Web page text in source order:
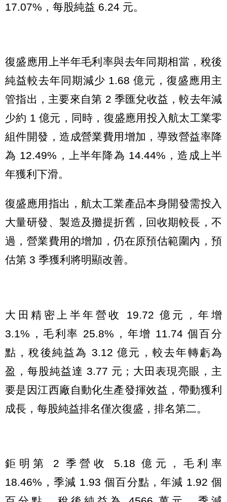
17.07%，每股純益 6.24 元。
復盛應用上半年毛利率與去年同期相當，稅後
純益較去年同期減少 1.68 億元，復盛應用主
管指出，主要來自第 2 季匯兌收益，較去年減
少約 1 億元，同時，復盛應用投入航太工業零
組件開發，造成營業費用增加，導致營益率降
為 12.49%，上半年降為 14.44%，造成上半
年獲利下滑。
復盛應用指出，航太工業產品本身開發需投入
大量研發、製造及攤提折舊，回收期較長，不
過，營業費用的增加，仍在原預估範圍內，預
估第 3 季獲利將明顯改善。
大田精密上半年營收 19.72 億元，年增
3.1%，毛利率 25.8%，年增 11.74 個百分
點，稅後純益為 3.12 億元，較去年轉虧為
盈，每股純益達 3.77 元；大田表現亮眼，主
要是因江西廠自動化生產發揮效益，帶動獲利
成長，每股純益排名僅次復盛，排名第二。
鉅明第 2 季營收 5.18 億元，毛利率
18.46%，季減 1.93 個百分點，年減 1.92 個